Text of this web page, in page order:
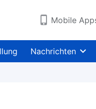
Mobile
Nachrichten